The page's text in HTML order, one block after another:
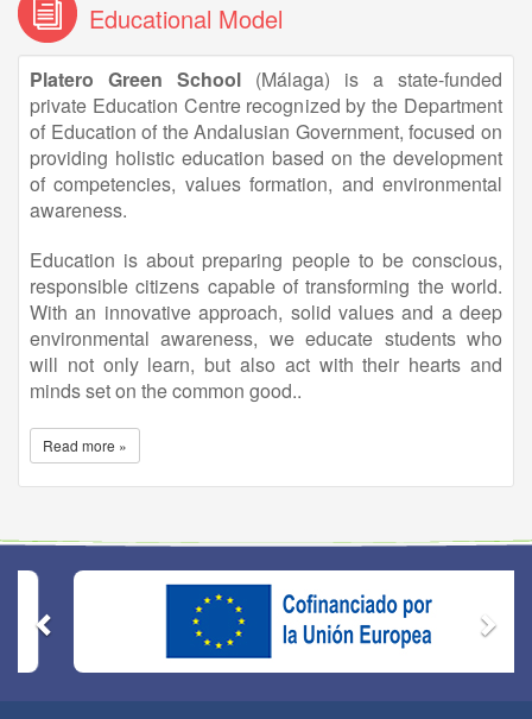
Educational Model
Platero Green School (Málaga) is a state-funded
private Education Centre recognized by the Department
of Education of the Andalusian Government, focused on
providing holistic education based on the development
of competencies, values formation, and environmental
awareness.
Education is about preparing people to be conscious,
responsible citizens capable of transforming the world.
With an innovative approach, solid values and a deep
environmental awareness, we educate students who
will not only learn, but also act with their hearts and
minds set on the common good..
Read more »